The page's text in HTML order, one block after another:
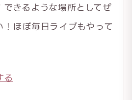
できるような場所としてぜ
！ほぼ毎日ライブもやって
る